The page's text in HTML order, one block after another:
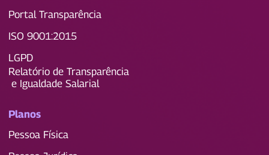
Portal Transparência
ISO 9001:2015
LGPD
Relatório de Transparência
e Igualdade Salarial
Planos
Pessoa Física